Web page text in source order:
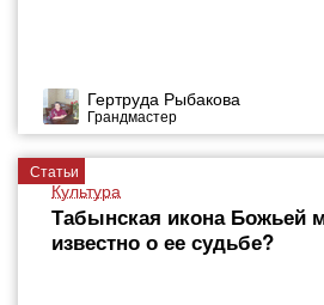
Гертруда Рыбакова
Грандмастер
Статьи
Культура
Табынская икона Божьей
известно о ее судьбе?